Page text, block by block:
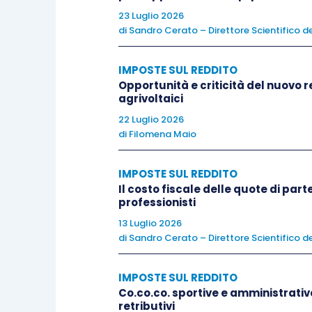
riferiscono
per i contribuenti esercenti
Ben diversa è la soluzione
possibilità
senza operare annotazioni
registrazione dei documenti
. Quindi, nei fatti,
dalla mera registrazione
indicazione ulteriore: tale
applicazione ma, essendo
talvoltapotrebbe portare a
Per approfondire questioni attinenti
23 Luglio 2026
di Sandro Cerato – Direttore Scientifico
IMPOSTE SUL REDDITO
Opportunità e criticità del nuovo
agrivoltaici
22 Luglio 2026
di Filomena Maio
IMPOSTE SUL REDDITO
Il costo fiscale delle quote di
professionisti
13 Luglio 2026
di Sandro Cerato – Direttore Scientifico
IMPOSTE SUL REDDITO
Co.co.co. sportive e
retributivi